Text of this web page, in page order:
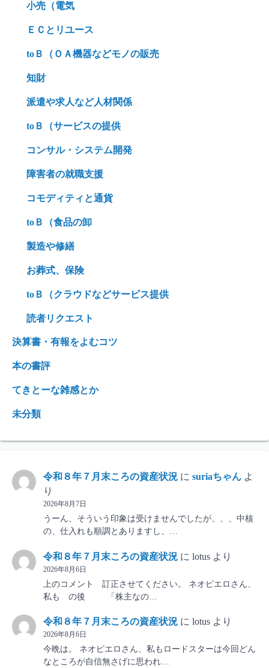
小売（電気
ＥＣとリユース
toＢ（ＯＡ機器などモノの販売
知財
派遣や求人など人材関係
toＢ（サービスの提供
コンサル・システム開発
障害者の就職支援
コモディティと通貨
toＢ（食品の卸
製造や修繕
お葬式、保険
toＢ（クラウドなどサービス提供
読者リクエスト
決算書・有報をよむコツ
本の書評
てきとーな雑感とか
未分類
令和８年７月末ころの資産状況 に suriaちゃん よ
り
2026年8月7日
うーん、そういう印象は受けませんでしたが、、、中核
の、仕入れも順調とありますし、…
令和８年７月末ころの資産状況 に lotus より
2026年8月6日
上のコメント 訂正させてください。 ネオピエロさん、
私も の後 「株主なの…
令和８年７月末ころの資産状況 に lotus より
2026年8月6日
今晩は。 ネオピエロさん、私もロードスターは今回どん
なところが自信無さげに思われ…